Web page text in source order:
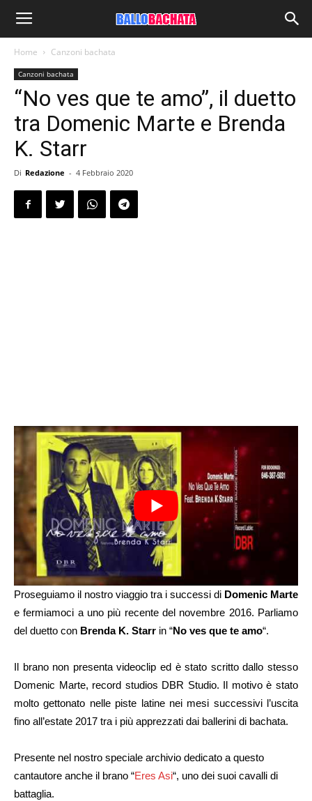
Home Canzoni bachata
Canzoni bachata
“No ves que te amo”, il duetto
tra Domenic Marte e Brenda
K. Starr
Di Redazione - 4 Febbraio 2020
Proseguiamo il nostro viaggio tra i successi di Domenic Marte
e fermiamoci a uno più recente del novembre 2016. Parliamo
del duetto con Brenda K. Starr in “No ves que te amo“.
Il brano non presenta videoclip ed è stato scritto dallo stesso
Domenic Marte, record studios DBR Studio. Il motivo è stato
molto gettonato nelle piste latine nei mesi successivi l’uscita
fino all’estate 2017 tra i più apprezzati dai ballerini di bachata.
Presente nel nostro speciale archivio dedicato a questo
cantautore anche il brano “Eres Asi“, uno dei suoi cavalli di
battaglia.